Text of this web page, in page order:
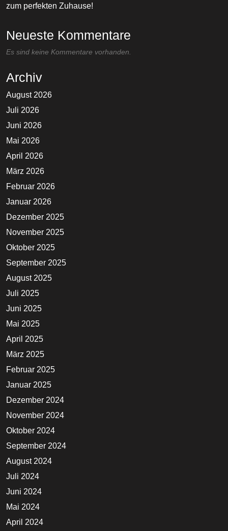
zum perfekten Zuhause!
Neueste Kommentare
Es sind keine Kommentare vorhanden.
Archiv
August 2026
Juli 2026
Juni 2026
Mai 2026
April 2026
März 2026
Februar 2026
Januar 2026
Dezember 2025
November 2025
Oktober 2025
September 2025
August 2025
Juli 2025
Juni 2025
Mai 2025
April 2025
März 2025
Februar 2025
Januar 2025
Dezember 2024
November 2024
Oktober 2024
September 2024
August 2024
Juli 2024
Juni 2024
Mai 2024
April 2024